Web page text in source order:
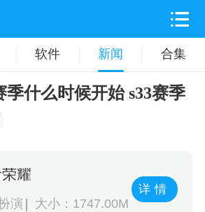
软件 新闻 合集
季什么时候开始 s33赛季
耀
演 大小：1747.00M
详情